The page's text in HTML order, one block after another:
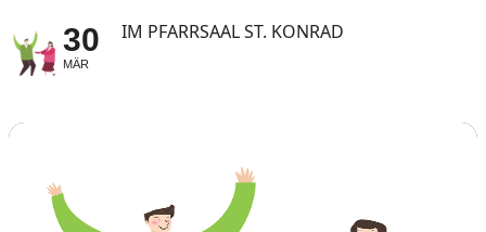
30
MÄR
IM PFARRSAAL ST. KONRAD